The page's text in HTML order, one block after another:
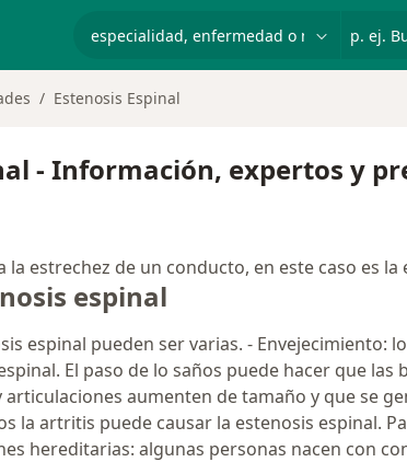
Estenosis Espinal
- Información, expertos y
la estrechez de un conducto, en este caso es
espinal
espinal pueden ser varias. -
El paso de lo saños puede hacer que
articulaciones aumenten de tamaño y que se
la artritis puede causar la estenosis
hereditarias: algunas personas nacen con